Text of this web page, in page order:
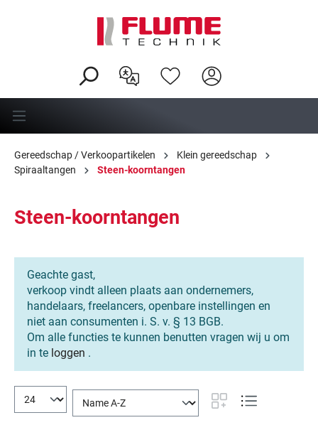
Gereedschap / Verkoopartikelen
Klein gereedschap
Spiraaltangen
Steen-koorntangen
Steen-koorntangen
Geachte gast,
verkoop vindt alleen plaats aan ondernemers,
handelaars, freelancers, openbare instellingen en
niet aan consumenten i. S. v. § 13 BGB.
Om alle functies te kunnen benutten vragen wij u om
in te loggen .